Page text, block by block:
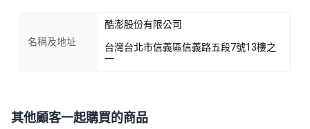
名稱及地址
酷澎股份有限公司
台灣台北市信義區信義路五段7號13樓之
一
其他顧客一起購買的商品